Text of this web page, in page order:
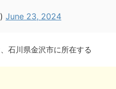
June 23, 2024
石川県金沢市に所在する